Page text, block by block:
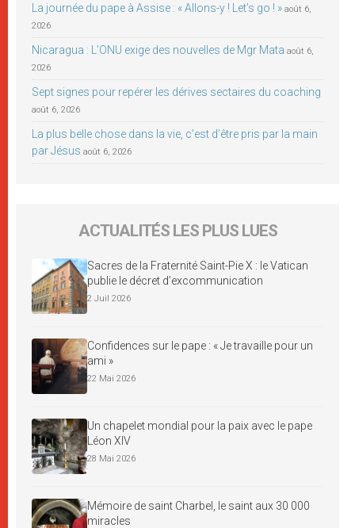
La journée du pape à Assise : « Allons-y ! Let’s go ! » août 6,
2026
Nicaragua : L’ONU exige des nouvelles de Mgr Mata août 6,
2026
Sept signes pour repérer les dérives sectaires du coaching
août 6, 2026
La plus belle chose dans la vie, c’est d’être pris par la main
par Jésus août 6, 2026
ACTUALITÉS LES PLUS LUES
Sacres de la Fraternité Saint-Pie X : le Vatican
publie le décret d’excommunication
2 Juil 2026
Confidences sur le pape : « Je travaille pour un
ami »
22 Mai 2026
Un chapelet mondial pour la paix avec le pape
Léon XIV
28 Mai 2026
Mémoire de saint Charbel, le saint aux 30 000
miracles